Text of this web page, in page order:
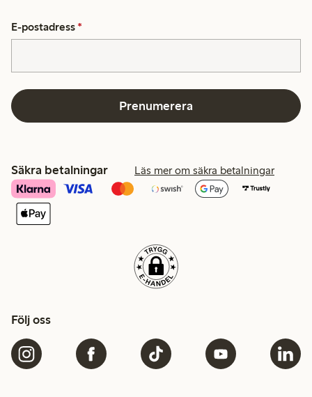
E-postadress *
Prenumerera
Säkra betalningar Läs mer om säkra betalningar
Följ oss